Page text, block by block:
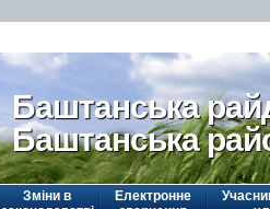
Баштанська
Баштанська
Зміни в
Електронне